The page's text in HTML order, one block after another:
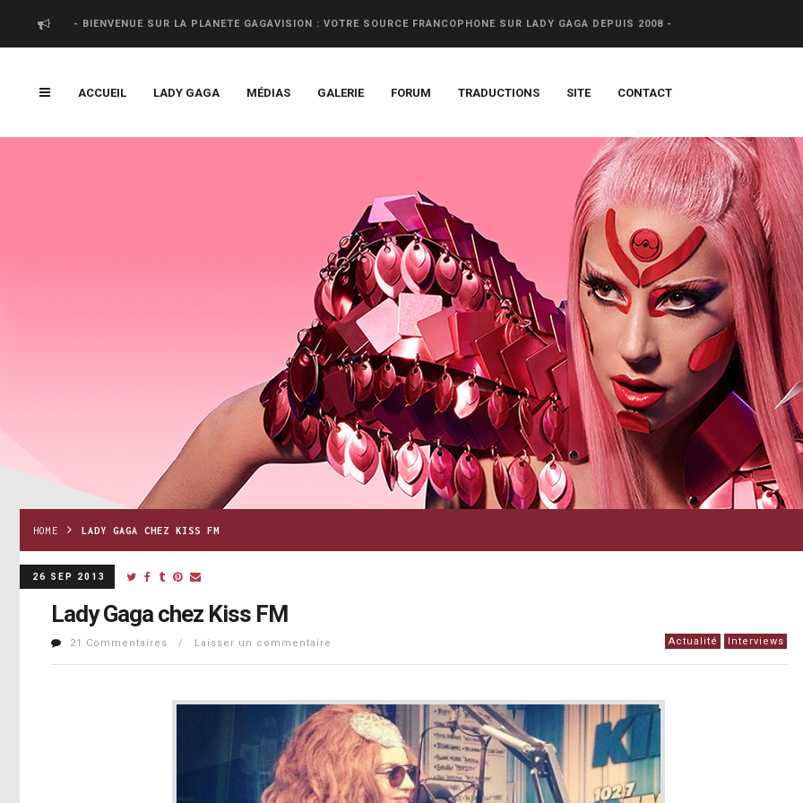
- BIENVENUE SUR LA PLANETE GAGAVISION : VOTRE SOURCE FRANCOPHONE SUR LADY GAGA DEPUIS 2008 -
ACCUEIL LADY GAGA MÉDIAS GALERIE FORUM TRADUCTIONS SITE CONTACT
HOME LADY GAGA CHEZ KISS FM
26 SEP 2013
Lady Gaga chez Kiss FM
21 Commentaires / Laisser un commentaire Actualité Interviews